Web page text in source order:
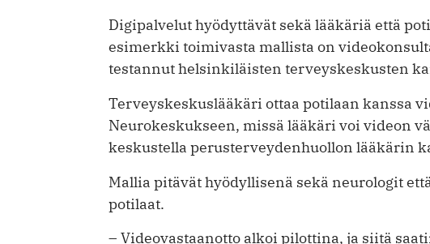
Digipalvelut hyödyttävät sekä lääkäriä että
esimerkki toimivasta mallista on
testannut helsinkiläisten terveyskeskusten
Terveyskeskuslääkäri ottaa potilaan kanssa
Neurokeskukseen, missä lääkäri voi videon
keskustella perusterveydenhuollon lääkärin
Mallia pitävät hyödyllisenä sekä neurologit
potilaat.
– Videovastaanotto alkoi pilottina, ja siitä